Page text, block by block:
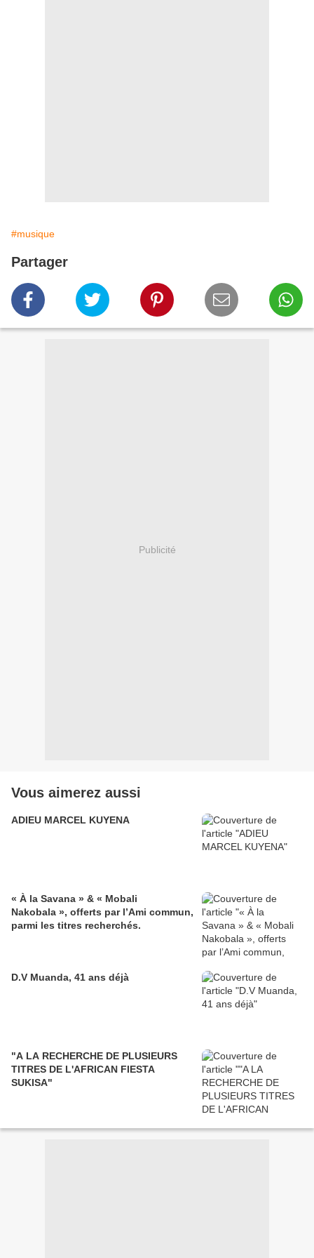
#musique
Partager
Publicité
Vous aimerez aussi
ADIEU MARCEL KUYENA
« À la Savana » & « Mobali
Nakobala », offerts par l’Ami commun,
parmi les titres recherchés.
D.V Muanda, 41 ans déjà
"A LA RECHERCHE DE PLUSIEURS
TITRES DE L'AFRICAN FIESTA
SUKISA"